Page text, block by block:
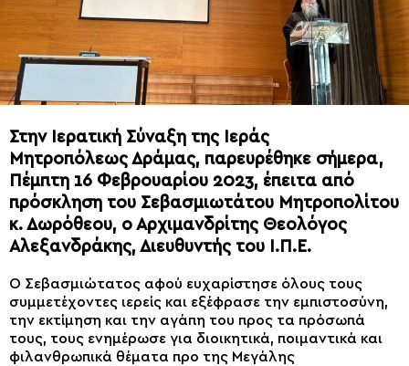
Στην Ιερατική Σύναξη της Ιεράς
Μητροπόλεως Δράμας, παρευρέθηκε σήμερα,
Πέμπτη 16 Φεβρουαρίου 2023, έπειτα από
πρόσκληση του Σεβασμιωτάτου Μητροπολίτου
κ. Δωρόθεου, ο Αρχιμανδρίτης Θεολόγος
Αλεξανδράκης, Διευθυντής του Ι.Π.Ε.
Ο Σεβασμιώτατος αφού ευχαρίστησε όλους τους
συμμετέχοντες ιερείς και εξέφρασε την εμπιστοσύνη,
την εκτίμηση και την αγάπη του προς τα πρόσωπά
τους, τους ενημέρωσε για διοικητικά, ποιμαντικά και
φιλανθρωπικά θέματα προ της Μεγάλης